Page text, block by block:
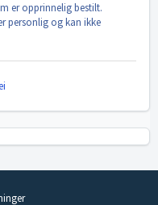
er opprinnelig bestilt.
personlig og kan ikke